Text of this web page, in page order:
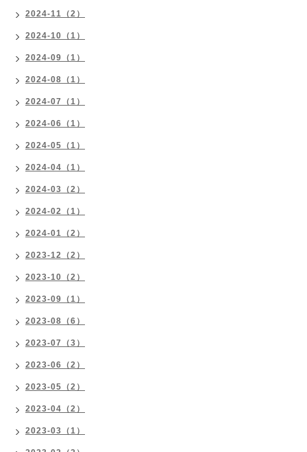
2024-11（2）
2024-10（1）
2024-09（1）
2024-08（1）
2024-07（1）
2024-06（1）
2024-05（1）
2024-04（1）
2024-03（2）
2024-02（1）
2024-01（2）
2023-12（2）
2023-10（2）
2023-09（1）
2023-08（6）
2023-07（3）
2023-06（2）
2023-05（2）
2023-04（2）
2023-03（1）